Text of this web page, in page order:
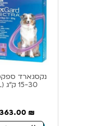
נקסגארד
15-30 ק”ג (L)
363.00 ₪